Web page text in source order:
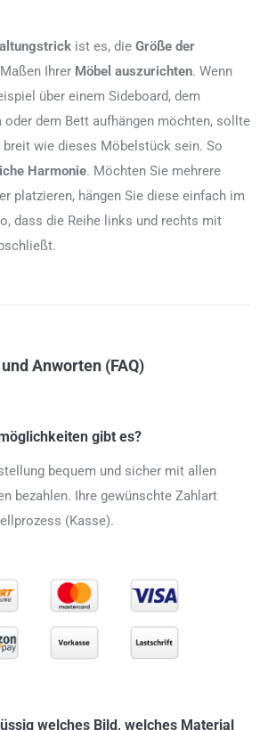
ist es, die Größe der
Ihrer Möbel auszurichten. Wenn
über einem Sideboard, dem
oder dem Bett aufhängen möchten, sollte
wie dieses Möbelstück sein. So
Harmonie. Möchten Sie mehrere
platzieren, hängen Sie diese einfach im
dass die Reihe links und rechts mit
Anworten (FAQ)
gibt es?
bequem und sicher mit allen
bezahlen. Ihre gewünschte Zahlart
(Kasse).
welches Bild, welches Material